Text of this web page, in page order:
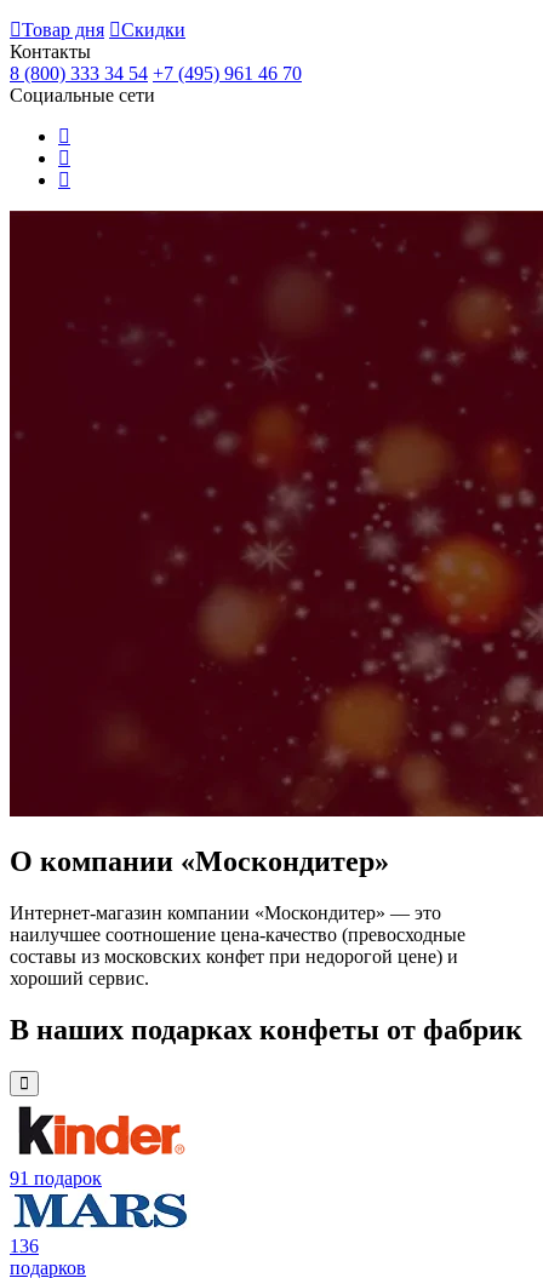
Товар дня
Скидки
Контакты
8 (800) 333 34 54 +7 (495) 961 46 70
Социальные сети
О компании «Москондитер»
Интернет-магазин компании «Москондитер» — это
наилучшее соотношение цена-качество (превосходные
составы из московских конфет при недорогой цене) и
хороший сервис.
В наших подарках конфеты от фабрик
91 подарок
136
подарков